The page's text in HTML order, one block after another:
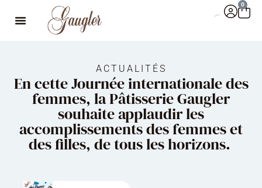
0
ACTUALITÉS
En cette Journée internationale des
femmes, la Pâtisserie Gaugler
souhaite applaudir les
accomplissements des femmes et
des filles, de tous les horizons.